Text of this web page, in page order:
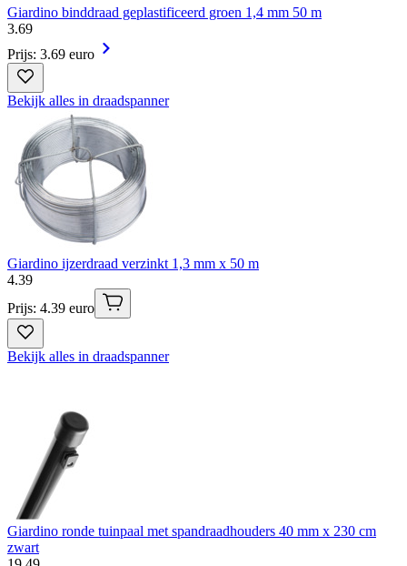
Giardino binddraad geplastificeerd groen 1,4 mm 50 m
3.69
Prijs: 3.69 euro
Bekijk alles in draadspanner
Giardino ijzerdraad verzinkt 1,3 mm x 50 m
4.39
Prijs: 4.39 euro
Bekijk alles in draadspanner
Giardino ronde tuinpaal met spandraadhouders 40 mm x 230 cm
zwart